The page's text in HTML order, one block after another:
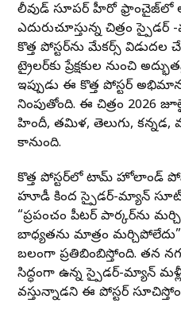
హాలీవుడ్ సూపర్ హీరో ఫ్రాంచైజ్‌లో
ఎదురుచూస్తున్న చిత్రం
కొత్త పోస్టర్‌ను మేకర్స్ విడుదల
ట్రైలర్‌కు ప్రేక్షకుల నుంచి
ఇప్పుడు ఈ కొత్త పోస్టర్
నింపుతోంది. ఈ చిత్రం 2026
హిందీ, తమిళ, తెలుగు,
కానుంది.
కొత్త పోస్టర్‌లో టామ్ హోలాండ్
హూడీ కింద స్పైడర్-మ్యాన్
“ప్రపంచం పీటర్ పార్కర్‌ను
బాధ్యతను మాత్రం
బలంగా ప్రతిబింబిస్తోంది. తన
సిద్ధంగా ఉన్న స్పైడర్-మ్యాన్ మళ్లీ
వస్తున్నాడని ఈ పోస్టర్